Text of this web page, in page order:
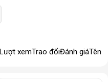
Lượt xemTrao đổiĐánh giáTên